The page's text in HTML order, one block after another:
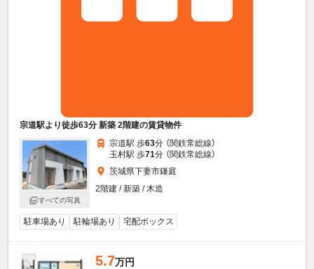
宗道駅より徒歩63分 新築 2階建の賃貸物件
すべての写真
宗道駅 歩63分 （関鉄常総線）
玉村駅 歩71分 （関鉄常総線）
茨城県下妻市鎌庭
2階建 / 新築 / 木造
駐車場あり 駐輪場あり 宅配ボックス
5.7万円